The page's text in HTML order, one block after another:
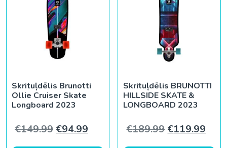
Skrituļdēlis Brunotti
Ollie Cruiser Skate
Longboard 2023
€149.99 Первоначальная цена составляла
€94.99 Текущая цена: €94.99.
Skrituļdēlis BRUNOTTI
HILLSIDE SKATE &
LONGBOARD 2023
€189.99€119.99